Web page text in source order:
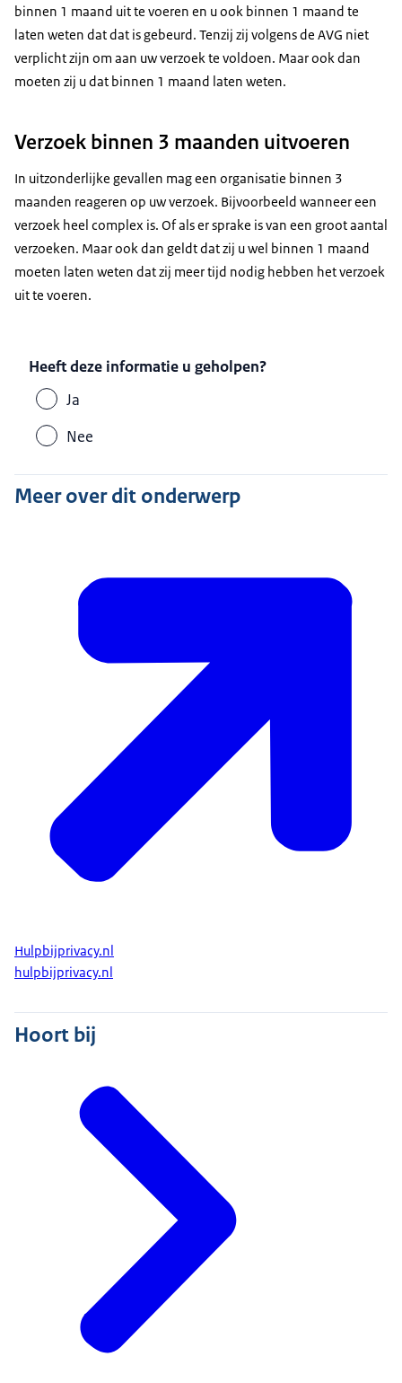
binnen 1 maand uit te voeren en u ook binnen 1 maand te
laten weten dat dat is gebeurd. Tenzij zij volgens de AVG niet
verplicht zijn om aan uw verzoek te voldoen. Maar ook dan
moeten zij u dat binnen 1 maand laten weten.
Verzoek binnen 3 maanden uitvoeren
In uitzonderlijke gevallen mag een organisatie binnen 3
maanden reageren op uw verzoek. Bijvoorbeeld wanneer een
verzoek heel complex is. Of als er sprake is van een groot aantal
verzoeken. Maar ook dan geldt dat zij u wel binnen 1 maand
moeten laten weten dat zij meer tijd nodig hebben het verzoek
uit te voeren.
Heeft deze informatie u geholpen?
Ja
Nee
Meer over dit onderwerp
Hulpbijprivacy.nl
hulpbijprivacy.nl
Hoort bij